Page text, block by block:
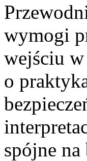
wymogi
wejściu
o
spójne na